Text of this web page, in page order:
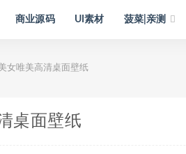
商业源码 UI素材 菠菜|亲测
女唯美高清桌面壁纸
桌面壁纸